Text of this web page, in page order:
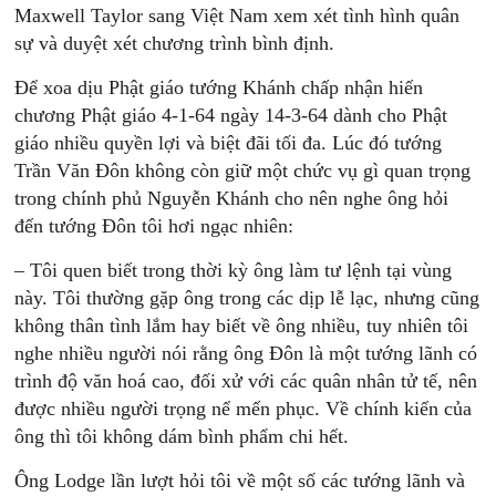
Maxwell Taylor sang Việt Nam xem xét tình hình quân
sự và duyệt xét chương trình bình định.
Để xoa dịu Phật giáo tướng Khánh chấp nhận hiến
chương Phật giáo 4-1-64 ngày 14-3-64 dành cho Phật
giáo nhiều quyền lợi và biệt đãi tối đa. Lúc đó tướng
Trần Văn Đôn không còn giữ một chức vụ gì quan trọng
trong chính phủ Nguyễn Khánh cho nên nghe ông hỏi
đến tướng Đôn tôi hơi ngạc nhiên:
– Tôi quen biết trong thời kỳ ông làm tư lệnh tại vùng
này. Tôi thường gặp ông trong các dịp lễ lạc, nhưng cũng
không thân tình lắm hay biết về ông nhiều, tuy nhiên tôi
nghe nhiều người nói rằng ông Đôn là một tướng lãnh có
trình độ văn hoá cao, đối xử với các quân nhân tử tế, nên
được nhiều người trọng nể mến phục. Về chính kiến của
ông thì tôi không dám bình phẩm chi hết.
Ông Lodge lần lượt hỏi tôi về một số các tướng lãnh và